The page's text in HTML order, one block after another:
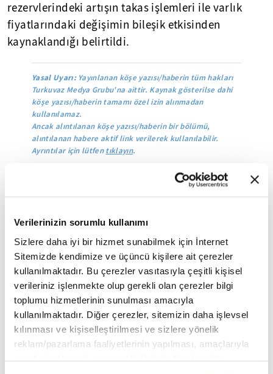
Verilerinizin sorumlu kullanımı
Sizlere daha iyi bir hizmet sunabilmek için İnternet
Sitemizde kendimize ve üçüncü kişilere ait çerezler
kullanılmaktadır. Bu çerezler vasıtasıyla çeşitli kişisel
verileriniz işlenmekte olup gerekli olan çerezler bilgi
toplumu hizmetlerinin sunulması amacıyla
kullanılmaktadır. Diğer çerezler, sitemizin daha işlevsel
kılınması ve kişiselleştirilmesi ve sizlere yönelik
reklam/pazarlama faaliyetlerinin yapılması, amaçlarıyla
sınırlı olarak açık rızanız dahilinde kullanılacaktır.
rezervlerindeki artışın takas işlemleri ile varlık
fiyatlarındaki değişimin bileşik etkisinden
kaynaklandığı belirtildi.
Yasal Uyarı:Yayınlanan köşe yazısı/haberin tüm hakları
Turkuvaz Medya Grubu'na aittir. Kaynak gösterilse dahi
köşe yazısı/haberin tamamı özel izin alınmadan
kullanılamaz.
Ancak alıntılanan köşe yazısı/haberin bir bölümü,
alıntılanan habere aktif link verilerek kullanılabilir.
Ayrıntılar için lütfentıklayın.
Çin
Mobil Uygulamamızı İndirin
İLGİNİZİ ÇEKEBİLECEK DİĞER MAKALELER